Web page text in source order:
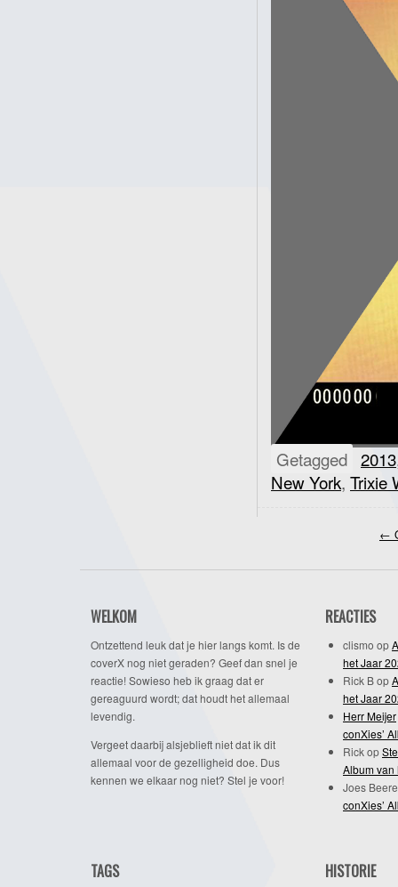
Getagged 2013
New York, Trixie
←
WELKOM
Ontzettend leuk dat je hier langs komt. Is de
coverX nog niet geraden? Geef dan snel je
reactie! Sowieso heb ik graag dat er
gereaguurd wordt; dat houdt het allemaal
levendig.
Vergeet daarbij alsjeblieft niet dat ik dit
allemaal voor de gezelligheid doe. Dus
kennen we elkaar nog niet? Stel je voor!
REACTIES
clismo op
het Jaar
Rick Bop
het Jaar
Herr Meijer
conXies’
Rickop
Album van
Joes
conXies’
TAGS HISTORIE